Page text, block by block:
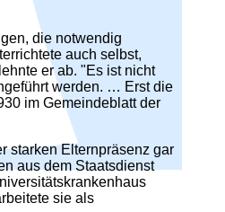
die notwendig
auch selbst,
er ab. "Es ist nicht
werden. … Erst die
im Gemeindeblatt der
starken Elternpräsenz gar
aus dem Staatsdienst
sie als